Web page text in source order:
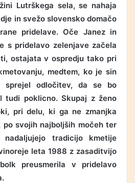
Lutrškega sela, se nahaja
in svežo slovensko domačo
pridelave. Oče Janez in
s pridelavo zelenjave začela
ostajata v ospredju tako pri
medtem, ko je sin
sprejel odločitev, da se bo
tudi poklicno. Skupaj z ženo
pri delu, ki ga ne zmanjka
svojih najboljših močeh ter
tradicijo kmetije
leta 1988 z zasaditvijo
preusmerila v pridelavo